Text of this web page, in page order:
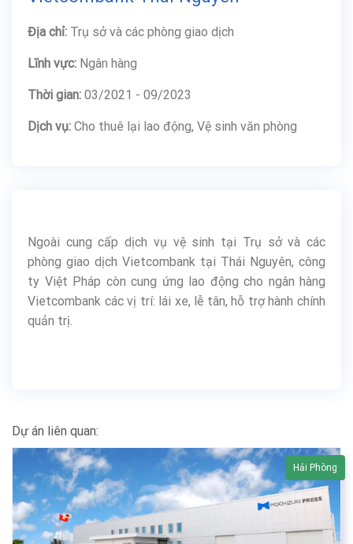
Địa chỉ: Trụ sở và các phòng giao dịch
Lĩnh vực: Ngân hàng
Thời gian: 03/2021 - 09/2023
Dịch vụ: Cho thuê lại lao động, Vệ sinh văn phòng
Ngoài cung cấp dịch vụ vệ sinh tại Trụ sở và các
phòng giao dịch Vietcombank tại Thái Nguyên, công
ty Việt Pháp còn cung ứng lao động cho ngân hàng
Vietcombank các vị trí: lái xe, lễ tân, hỗ trợ hành chính
quản trị.
Dự án liên quan:
Hải Phòng